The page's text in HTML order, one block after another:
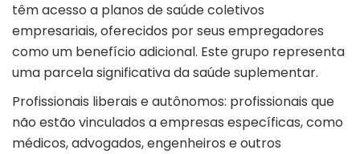
têm acesso a planos de saúde coletivos
empresariais, oferecidos por seus empregadores
como um benefício adicional. Este grupo representa
uma parcela significativa da saúde suplementar.
Profissionais liberais e autônomos: profissionais que
não estão vinculados a empresas específicas, como
médicos, advogados, engenheiros e outros